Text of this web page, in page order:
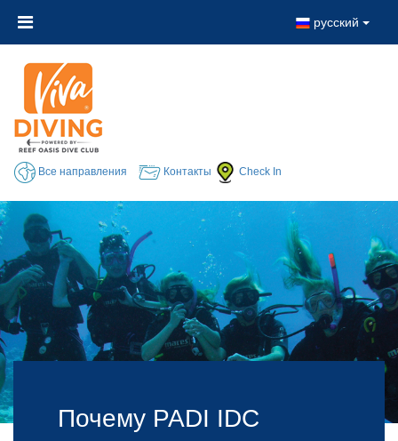
русский
Все направления Контакты Check In
Почему PADI IDC